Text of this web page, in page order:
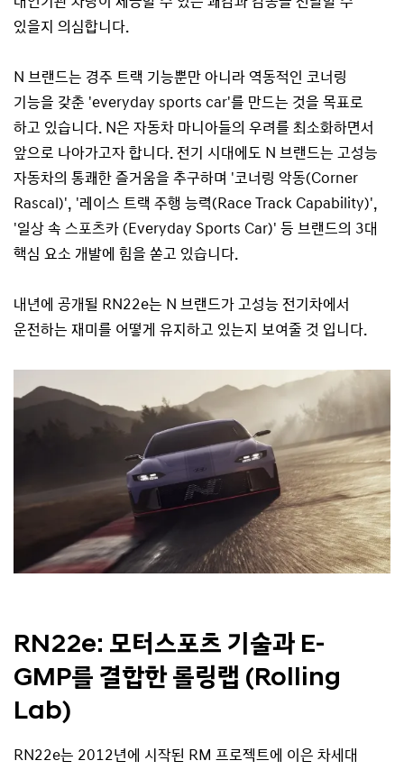
있을지 의심합니다.
N 브랜드는 경주 트랙 기능뿐만 아니라 역동적인 코너링
기능을 갖춘 'everyday sports car'를 만드는 것을 목표로
하고 있습니다. N은 자동차 마니아들의 우려를 최소화하면서
앞으로 나아가고자 합니다. 전기 시대에도 N 브랜드는 고성능
자동차의 통쾌한 즐거움을 추구하며 '코너링 악동(Corner
Rascal)', '레이스 트랙 주행 능력(Race Track Capability)',
'일상 속 스포츠카 (Everyday Sports Car)' 등 브랜드의 3대
핵심 요소 개발에 힘을 쏟고 있습니다.
내년에 공개될 RN22e는 N 브랜드가 고성능 전기차에서
운전하는 재미를 어떻게 유지하고 있는지 보여줄 것 입니다.
RN22e: 모터스포츠 기술과 E-
GMP를 결합한롤링랩 (Rolling
Lab)
RN22e는 2012년에 시작된 RM 프로젝트에 이은 차세대